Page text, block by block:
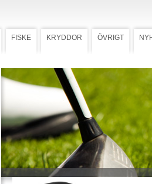
FISKE KRYDDOR ÖVRIGT
Greenlagare PF 1000
PF 1000
En greenlagare av metall i modern design
med kraftiga, slanka ben. Lackad i svart
vitt. Förädlas med tryck på Ø 25 mm
markeringsknapp i metall. Välj variant; slät
eller dimplemönstrad.
Ladda ner mall med tryckstorlek